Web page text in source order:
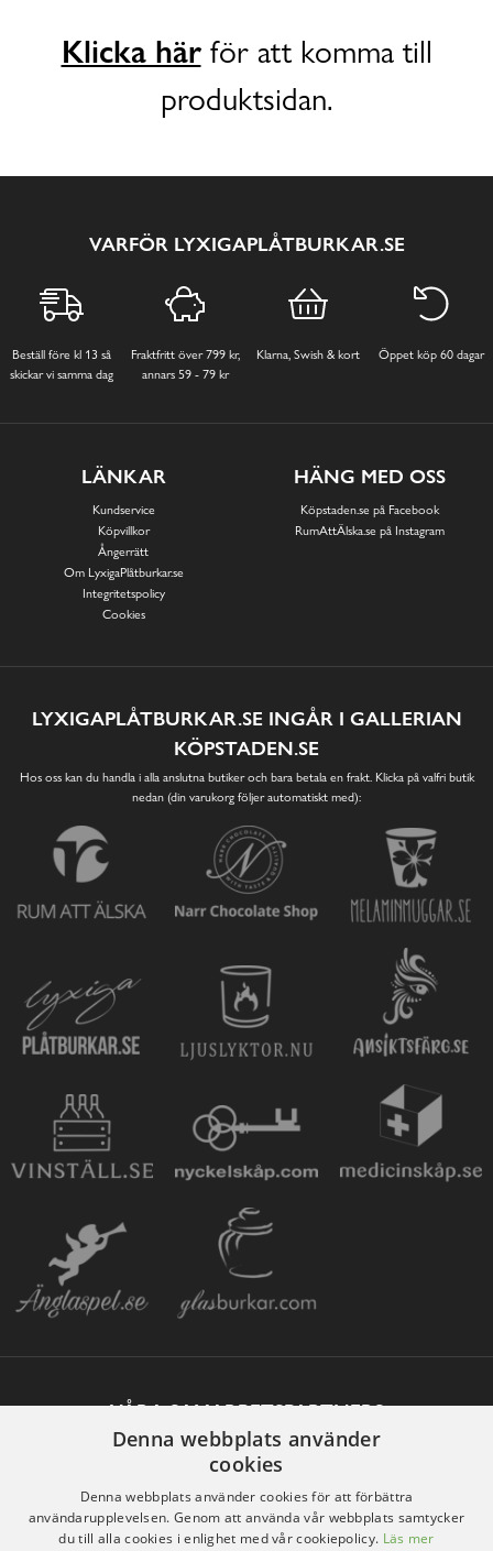
Klicka härför att komma till
produktsidan.
VARFÖR LYXIGAPLÅTBURKAR.SE
Beställ före kl 13 så
skickar vi samma dag
Fraktfritt över 799 kr,
annars 59 - 79 kr
Klarna, Swish & kort Öppet köp 60 dagar
LÄNKAR
Kundservice
Köpvillkor
Ångerrätt
Om LyxigaPlåtburkar.se
Integritetspolicy
Cookies
HÄNG MED OSS
Köpstaden.se på Facebook
RumAttÄlska.se på Instagram
LYXIGAPLÅTBURKAR.SE INGÅR I GALLERIAN
KÖPSTADEN.SE
Hos oss kan du handla i alla anslutna butiker och bara betala en frakt. Klicka på valfri butik
nedan (din varukorg följer automatiskt med):
VÅRA SAMARBETSPARTNERS
Denna webbplats använder
cookies
Denna webbplats använder cookies för att förbättra
användarupplevelsen. Genom att använda vår webbplats samtycker
du till alla cookies i enlighet med vår cookiepolicy. Läs mer